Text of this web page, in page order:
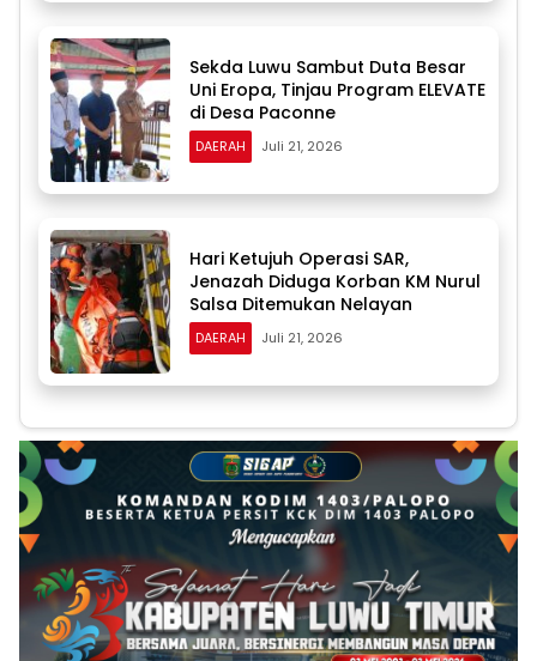
Sekda Luwu Sambut Duta Besar
Uni Eropa, Tinjau Program ELEVATE
di Desa Paconne
DAERAH Juli 21, 2026
Hari Ketujuh Operasi SAR,
Jenazah Diduga Korban KM Nurul
Salsa Ditemukan Nelayan
DAERAH Juli 21, 2026